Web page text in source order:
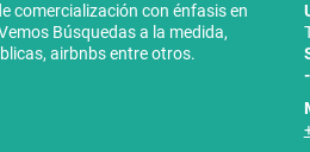
comercialización con énfasis en
Búsquedas a la medida,
airbnbs entre otros.